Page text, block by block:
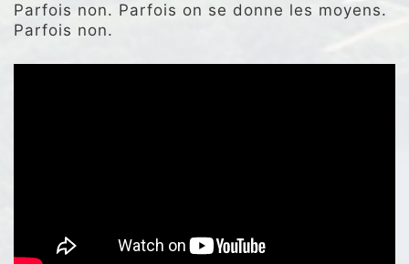
Parfois non. Parfois on se donne les moyens.
Parfois non.